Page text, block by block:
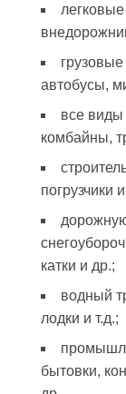
автобусы,
все виды
комбайны,
погрузчики
катки и др.;
водный
лодки и т.д.;
бытовки,